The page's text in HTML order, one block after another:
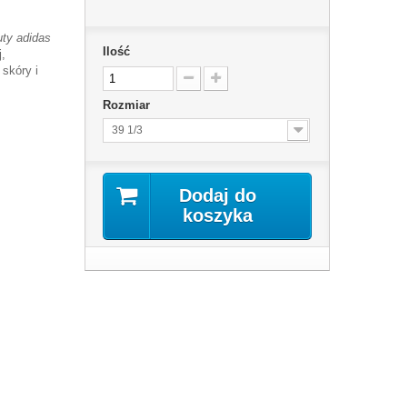
adidas
i
Ilość
Rozmiar
39 1/3
Dodaj do
koszyka